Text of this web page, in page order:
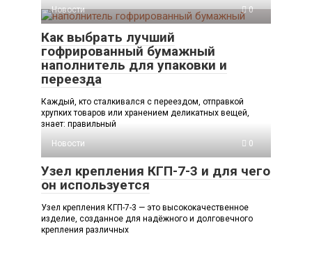
Новости 0
Как выбрать лучший
гофрированный бумажный
наполнитель для упаковки и
переезда
Каждый, кто сталкивался с переездом, отправкой
хрупких товаров или хранением деликатных вещей,
знает: правильный
Новости
0
Узел крепления КГП-7-3 и для чего
он используется
Узел крепления КГП-7-3 — это высококачественное
изделие, созданное для надёжного и долговечного
крепления различных